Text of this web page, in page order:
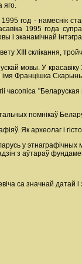
яго.
год - намеснік
1995 года
і эканамічнай
XIII склікання,
мовы. У
Францішка
часопіса
помнікаў
Як археолаг і
у
з аўтараў
са значнай датай